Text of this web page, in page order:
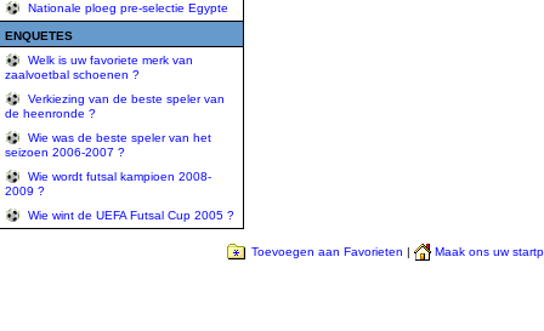
Nationale ploeg pre-selectie Egypte
ENQUETES
Welk is uw favoriete merk van
zaalvoetbal schoenen ?
Verkiezing van de beste speler van
de heenronde ?
Wie was de beste speler van het
seizoen 2006-2007 ?
Wie wordt futsal kampioen 2008-
2009 ?
Wie wint de UEFA Futsal Cup 2005 ?
Toevoegen aan Favorieten | Maak ons uw